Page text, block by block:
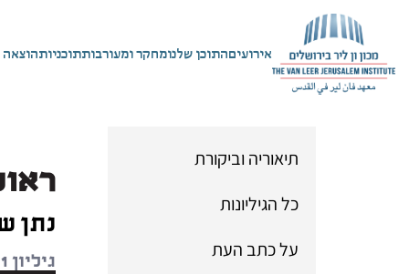
אירועיםהתוכן שלנומחקר ומעורבותתוכניותהוצאה
תיאוריה וביקורת
כל הגיליונות
על כתב העת
נתן
גיליון 21 | סתיו 2002